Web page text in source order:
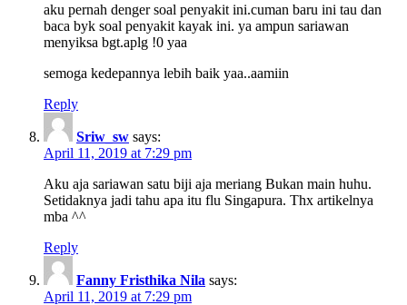
aku pernah denger soal penyakit ini.cuman baru ini tau dan
baca byk soal penyakit kayak ini. ya ampun sariawan
menyiksa bgt.aplg !0 yaa
semoga kedepannya lebih baik yaa..aamiin
Reply
Sriw_sw says:
April 11, 2019 at 7:29 pm
Aku aja sariawan satu biji aja meriang Bukan main huhu.
Setidaknya jadi tahu apa itu flu Singapura. Thx artikelnya
mba ^^
Reply
Fanny Fristhika Nila says:
April 11, 2019 at 7:29 pm